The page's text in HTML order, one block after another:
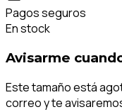
Pagos seguros
En stock
Avisarme
Este tamaño está
correo y te